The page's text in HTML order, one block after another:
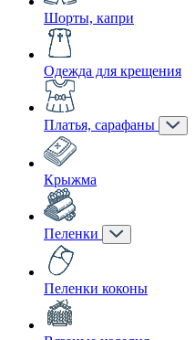
Шорты, капри
Одежда для крещения
Платья, сарафаны
Крыжма
Пеленки
Пеленки коконы